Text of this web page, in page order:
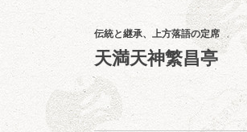
伝統と継承、上方落語の定席
天満天神繁昌亭